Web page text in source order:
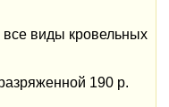
виды кровельных
190 р.